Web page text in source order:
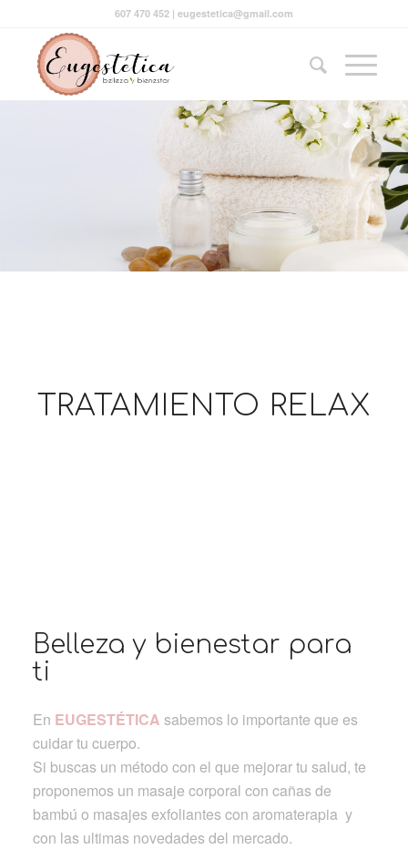
607 470 452 | eugestetica@gmail.com
TRATAMIENTO RELAX
Belleza y bienestar para
ti
En EUGESTÉTICA sabemos lo importante que es
cuidar tu cuerpo.
Si buscas un método con el que mejorar tu salud, te
proponemos un masaje corporal con cañas de
bambú o masajes exfoliantes con aromaterapia y
con las ultimas novedades del mercado.